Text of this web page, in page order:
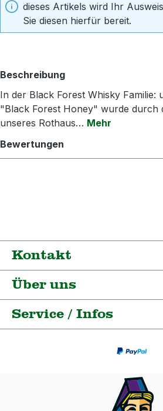
dieses Artikels wird Ihr
Sie diesen hierfür bereit.
Beschreibung
In der Black Forest Whisky Familie:
"Black Forest Honey" wurde durch
unseres Rothaus… Mehr
Bewertungen
Kontakt
Über uns
Service / Infos